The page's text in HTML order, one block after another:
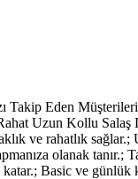
Eden
Uzun Kollu
ve rahatlık
olanak
Basic ve günlük